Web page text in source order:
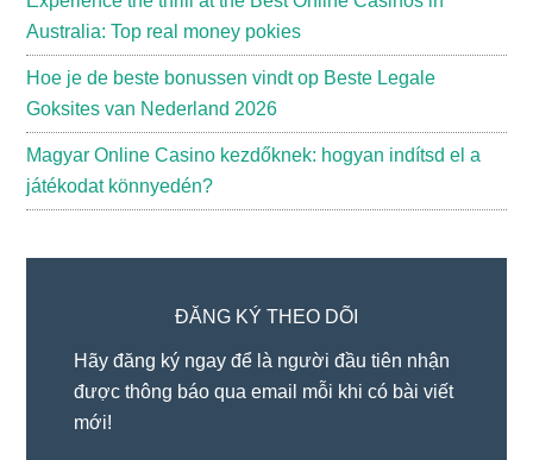
Australia: Top real money pokies
Hoe je de beste bonussen vindt op Beste Legale
Goksites van Nederland 2026
Magyar Online Casino kezdőknek: hogyan indítsd el a
játékodat könnyedén?
ĐĂNG KÝ THEO DÕI
Hãy đăng ký ngay để là người đầu tiên nhận
được thông báo qua email mỗi khi có bài viết
mới!